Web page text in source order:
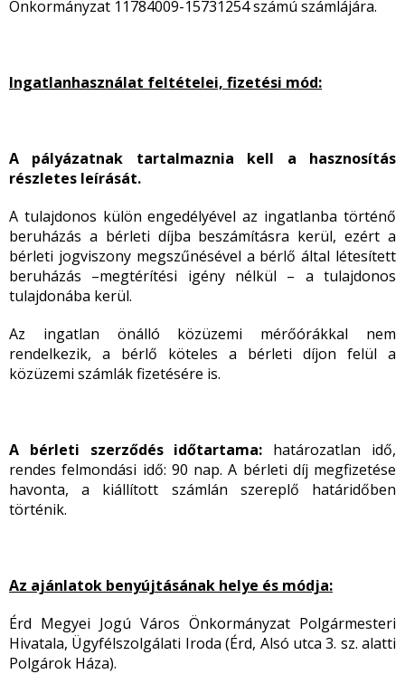
Önkormányzat 11784009-15731254 számú számlájára.
Ingatlanhasználat feltételei, fizetési mód:
A pályázatnak tartalmaznia kell a hasznosítás
részletes leírását.
A tulajdonos külön engedélyével az ingatlanba történő
beruházás a bérleti díjba beszámításra kerül, ezért a
bérleti jogviszony megszűnésével a bérlő által létesített
beruházás –megtérítési igény nélkül – a tulajdonos
tulajdonába kerül.
Az ingatlan önálló közüzemi mérőórákkal nem
rendelkezik, a bérlő köteles a bérleti díjon felül a
közüzemi számlák fizetésére is.
A bérleti szerződés időtartama: határozatlan idő,
rendes felmondási idő: 90 nap. A bérleti díj megfizetése
havonta, a kiállított számlán szereplő határidőben
történik.
Az ajánlatok benyújtásának helye és módja:
Érd Megyei Jogú Város Önkormányzat Polgármesteri
Hivatala, Ügyfélszolgálati Iroda (Érd, Alsó utca 3. sz. alatti
Polgárok Háza).